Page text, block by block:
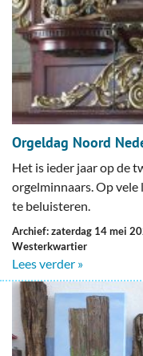
Orgeldag Noord
Het is ieder jaar op de
orgelminnaars. Op vele
te beluisteren.
Archief: zaterdag 14 mei
Westerkwartier
Lees verder »